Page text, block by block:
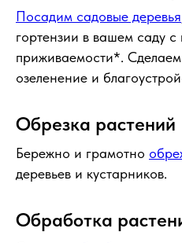
Посадим садовые деревья
гортензии в вашем саду с
приживаемости*.
озеленение и
Обрезка растений
Бережно и грамотно
деревьев и кустарников.
Обработка